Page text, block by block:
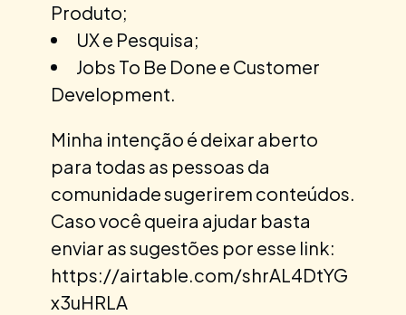
Produto;
UX e Pesquisa;
Jobs To Be Done e Customer
Development.
Minha intenção é deixar aberto
para todas as pessoas da
comunidade sugerirem conteúdos.
Caso você queira ajudar basta
enviar as sugestões por esse link:
https://airtable.com/shrAL4DtYG
x3uHRLA